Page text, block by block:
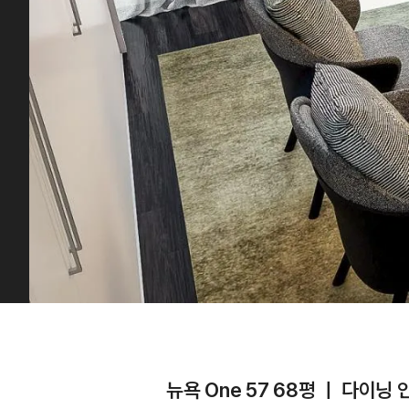
뉴욕 One 57 68평 ㅣ 다이닝